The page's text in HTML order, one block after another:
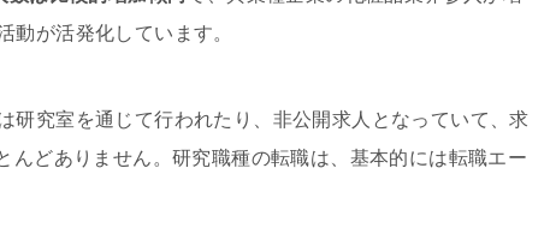
動が活発化しています。
研究室を通じて行われたり、非公開求人となっていて、求
んどありません。研究職種の転職は、基本的には転職エー